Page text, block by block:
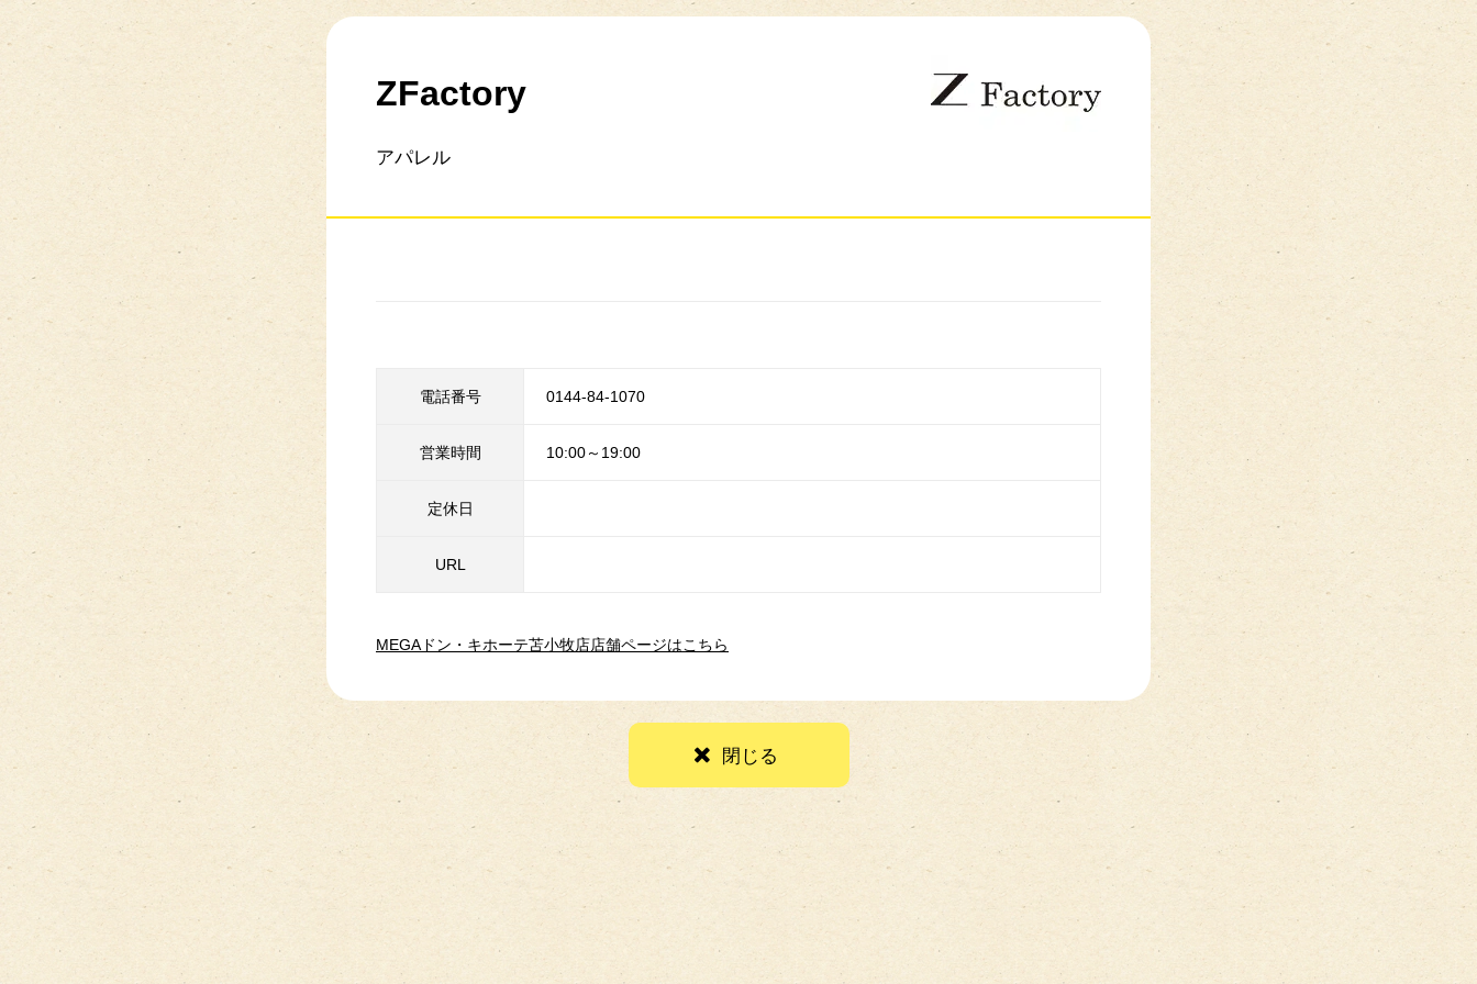
ZFactory
アパレル
電話番号 0144-84-1070
営業時間 10:00～19:00
定休日
URL
MEGAドン・キホーテ苫小牧店店舗ページはこちら
閉じる